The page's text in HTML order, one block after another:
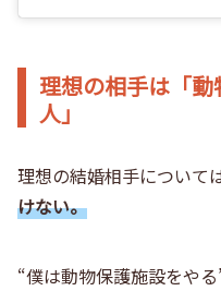
理想の相手は「
人」
理想の結婚相手について
けない。
“僕は動物保護施設をや